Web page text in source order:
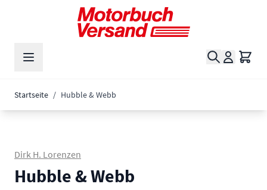
Zum Inhalt springen
Suche
Startseite / Hubble & Webb
Dirk H. Lorenzen
Hubble & Webb